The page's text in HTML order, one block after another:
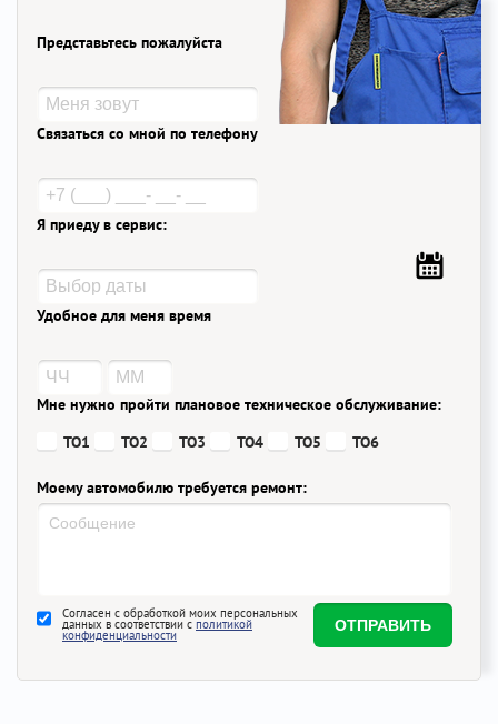
Представьтесь пожалуйста
Связаться со мной по телефону
Я приеду в сервис:
Удобное для меня время
Мне нужно пройти плановое техническое обслуживание:
ТО1
ТО2 ТО3 ТО4 ТО5 ТО6
Моему автомобилю требуется ремонт:
Согласен с обработкой моих персональных
данных в соответствии с политикой
конфиденциальности